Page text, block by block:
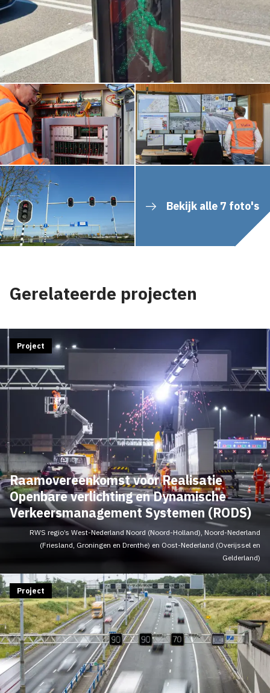
Bekijk alle 7 foto's
Gerelateerde projecten
Raamovereenkomst voor Realisatie
Openbare verlichting en Dynamische
Verkeersmanagement Systemen (RODS)
Project
RWS regio’s West-Nederland Noord (Noord-Holland), Noord-Nederland
(Friesland, Groningen en Drenthe) en Oost-Nederland (Overijssel en
Gelderland)
Project